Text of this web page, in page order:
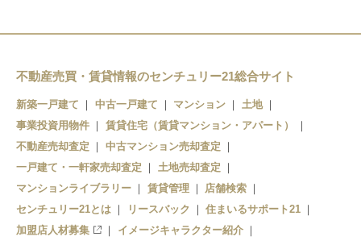
不動産売買・賃貸情報のセンチュリー21総合サイト
新築一戸建て 中古一戸建て マンション
土地
事業投資用物件
賃貸住宅（賃貸マンション・アパート）
不動産売却査定
中古マンション売却査定
一戸建て・一軒家売却査定
土地売却査定
マンションライブラリー
賃貸管理
店舗検索
センチュリー21とは
リースバック
住まいるサポート21
加盟店人材募集
イメージキャラクター紹介